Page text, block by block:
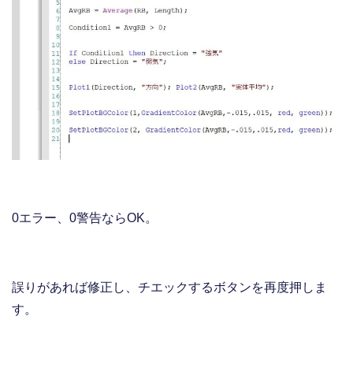
0エラー、0警告ならOK。
誤りがあれば修正し、チエックするボタンを再度押しま
す。